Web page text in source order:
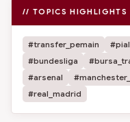
// TOPICS HIGHLIGHTS
#transfer_pemain
#bundesliga
#arsenal
#real_madrid